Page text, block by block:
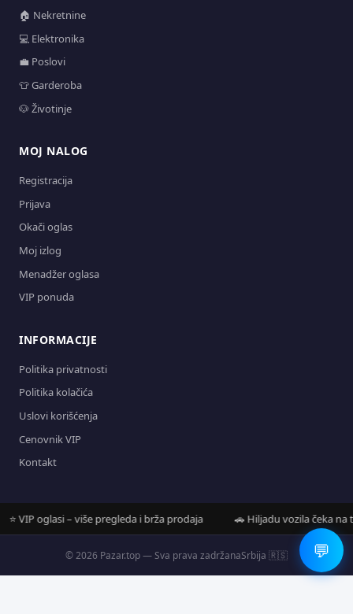
🏠 Nekretnine
💻 Elektronika
💼 Poslovi
👕 Garderoba
🐶 Životinje
MOJ NALOG
Registracija
Prijava
Okači oglas
Moj izlog
Menadžer oglasa
VIP ponuda
INFORMACIJE
Politika privatnosti
Politika kolačića
Uslovi korišćenja
Cenovnik VIP
Kontakt
VIP oglasi – više pregleda i brža prodaja 🚗 Hiljadu vozila čeka na tebe
© 2026 Pazar.top — Sva prava zadržanaSrbija 🇷🇸 💬